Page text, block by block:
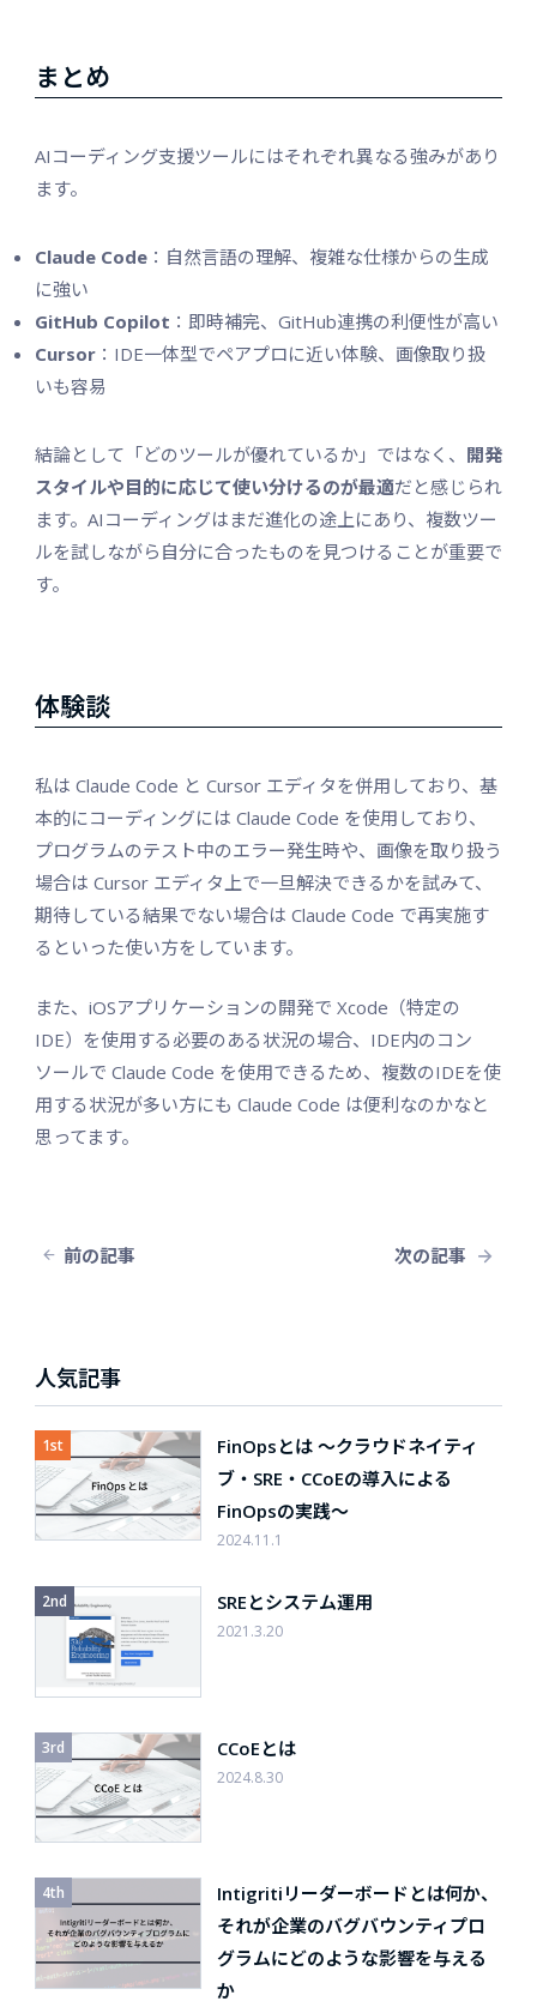
まとめ
AIコーディング支援ツールにはそれぞれ異なる強みがあり
ます。
Claude Code：自然言語の理解、複雑な仕様からの生成
に強い
GitHub Copilot ：即時補完、GitHub連携の利便性が高い
Cursor：IDE一体型でペアプロに近い体験、画像取り扱
いも容易
結論として「どのツールが優れているか」ではなく、 開発
スタイルや目的に応じて使い分けるのが最適だと感じられ
ます。AIコーディングはまだ進化の途上にあり、複数ツー
ルを試しながら自分に合ったものを見つけることが重要で
す。
体験談
私は Claude Code と Cursor エディタを併用しており、基
本的にコーディングには Claude Code を使用しており、
プログラムのテスト中のエラー発生時や、画像を取り扱う
場合は Cursor エディタ上で一旦解決できるかを試みて、
期待している結果でない場合は Claude Code で再実施す
るといった使い方をしています。
また、iOSアプリケーションの開発で Xcode（特定の
IDE）を使用する必要のある状況の場合、IDE内のコン
ソールで Claude Code を使用できるため、複数のIDEを使
用する状況が多い方にも Claude Code は便利なのかなと
思ってます。
前の記事 次の記事
人気記事
FinOpsとは 〜クラウドネイティ
ブ・SRE・CCoEの導入による
FinOpsの実践〜
2024.11.1
SREとシステム運用
2021.3.20
CCoEとは
2024.8.30
Intigritiリーダーボードとは何か、
それが企業のバグバウンティプロ
グラムにどのような影響を与える
か